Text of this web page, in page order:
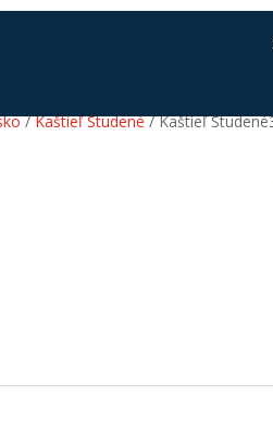
/Kaštieľ Studené/ Kaštieľ